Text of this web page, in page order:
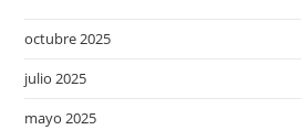
octubre 2025
julio 2025
mayo 2025